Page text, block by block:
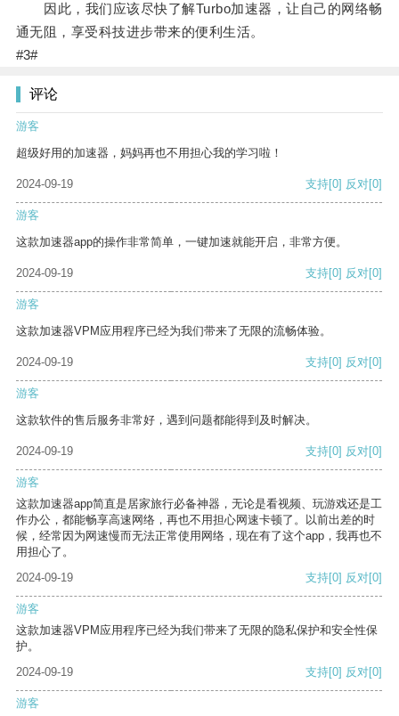
因此，我们应该尽快了解Turbo加速器，让自己的网络畅
通无阻，享受科技进步带来的便利生活。
#3#
评论
游客
超级好用的加速器，妈妈再也不用担心我的学习啦！
2024-09-19 支持[0] 反对[0]
游客
这款加速器app的操作非常简单，一键加速就能开启，非常方便。
2024-09-19 支持[0] 反对[0]
游客
这款加速器VPM应用程序已经为我们带来了无限的流畅体验。
2024-09-19 支持[0] 反对[0]
游客
这款软件的售后服务非常好，遇到问题都能得到及时解决。
2024-09-19 支持[0] 反对[0]
游客
这款加速器app简直是居家旅行必备神器，无论是看视频、玩游戏还是工
作办公，都能畅享高速网络，再也不用担心网速卡顿了。以前出差的时
候，经常因为网速慢而无法正常使用网络，现在有了这个app，我再也不
用担心了。
2024-09-19
支持[0] 反对[0]
游客
这款加速器VPM应用程序已经为我们带来了无限的隐私保护和安全性保
护。
2024-09-19
支持[0] 反对[0]
游客